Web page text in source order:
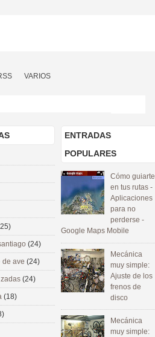
VARIOS
ENTRADAS
POPULARES
Cómo guiarte
en tus rutas -
Aplicaciones
para no
perderse -
Google Maps Mobile
Mecánica
muy simple:
Ajuste de los
frenos de
disco
Mecánica
muy simple:
(24)
de ave (24)
(24)
(18)